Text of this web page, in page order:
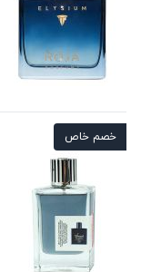
خصم خاص